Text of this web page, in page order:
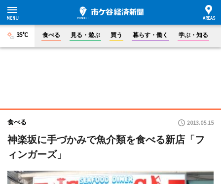
35°C 食べる 見る・遊ぶ 買う 暮らす・働く 学ぶ・知る
食べる 2013.05.15
神楽坂に手づかみで魚介類を食べる新店「フ
ィンガーズ」